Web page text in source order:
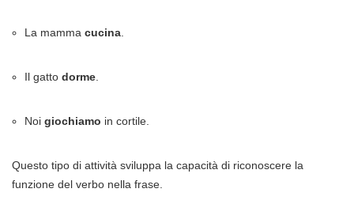
La mamma cucina
Il gatto dorme
Noi giochiamo in cortile.
Questo tipo di attività sviluppa la capacità di riconoscere la
funzione del verbo nella frase.